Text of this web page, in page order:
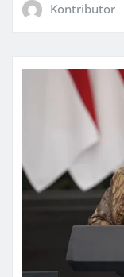
Kontributor